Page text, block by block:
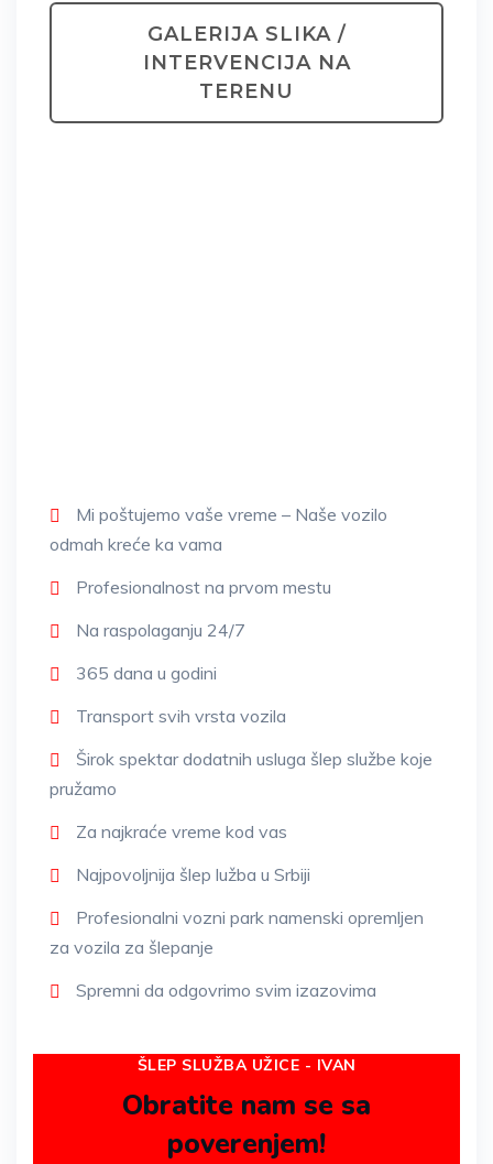
GALERIJA SLIKA /
INTERVENCIJA NA
TERENU
Mi poštujemo vaše vreme – Naše vozilo
odmah kreće ka vama
Profesionalnost na prvom mestu
Na raspolaganju 24/7
365 dana u godini
Transport svih vrsta vozila
Širok spektar dodatnih usluga šlep službe koje
pružamo
Za najkraće vreme kod vas
Najpovoljnija šlep lužba u Srbiji
Profesionalni vozni park namenski opremljen
za vozila za šlepanje
Spremni da odgovrimo svim izazovima
ŠLEP SLUŽBA UŽICE - IVAN
Obratite nam se sa
poverenjem!